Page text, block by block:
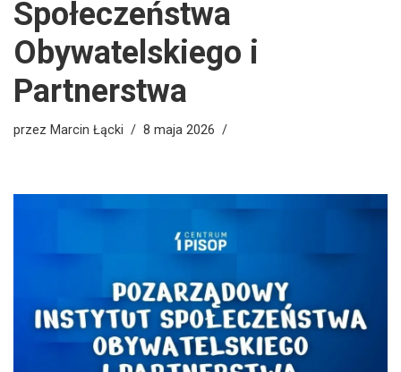
Społeczeństwa
Obywatelskiego i
Partnerstwa
przez Marcin Łącki 8 maja 2026